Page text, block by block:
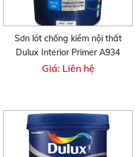
Sơn lót chống kiềm nội thất
Dulux Interior Primer A934
Giá: Liên hệ